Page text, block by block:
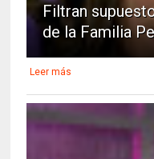
Filtran
de la Familia
Leer más